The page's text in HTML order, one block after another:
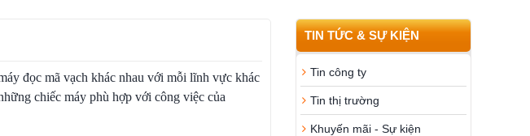
TIN TỨC & SỰ KIỆN
Tin công ty
Tin thị trường
Khuyến mãi - Sự kiện
đọc mã vạch khác nhau với mỗi lĩnh vực khác
chiếc máy phù hợp với công việc của